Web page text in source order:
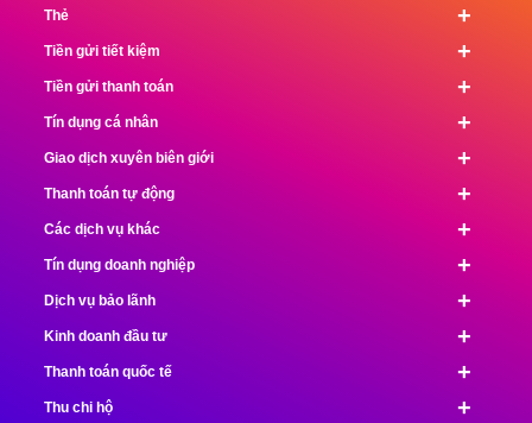
+
Thẻ
+
Tiền gửi tiết kiệm
+
Tiền gửi thanh toán
+
Tín dụng cá nhân
+
Giao dịch xuyên biên giới
+
Thanh toán tự động
+
Các dịch vụ khác
+
Tín dụng doanh nghiệp
+
Dịch vụ bảo lãnh
+
Kinh doanh đầu tư
+
Thanh toán quốc tế
+
Thu chi hộ